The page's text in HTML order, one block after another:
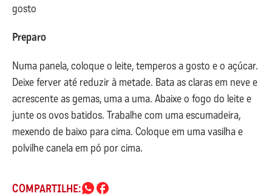
gosto
Preparo
Numa panela, coloque o leite, temperos a gosto e o açúcar.
Deixe ferver até reduzir à metade. Bata as claras em neve e
acrescente as gemas, uma a uma. Abaixe o fogo do leite e
junte os ovos batidos. Trabalhe com uma escumadeira,
mexendo de baixo para cima. Coloque em uma vasilha e
polvilhe canela em pó por cima.
COMPARTILHE: